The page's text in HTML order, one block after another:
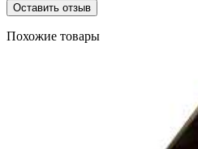
Оставить отзыв
Похожие товары